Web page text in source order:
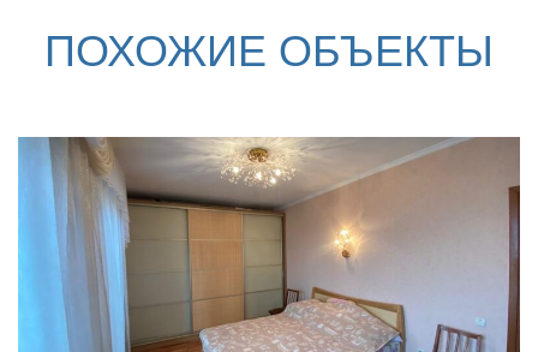
ПОХОЖИЕ ОБЪЕКТЫ